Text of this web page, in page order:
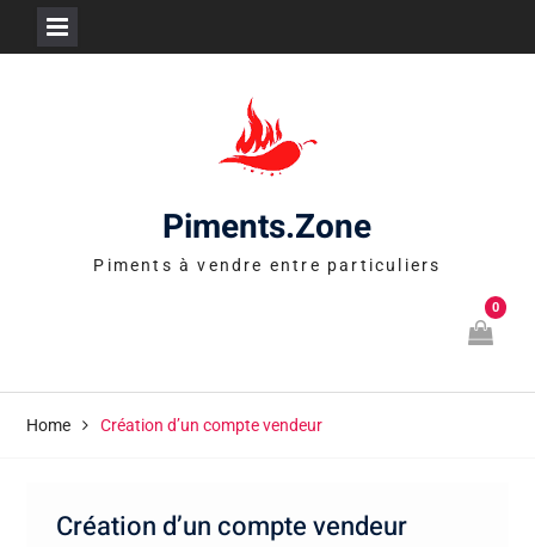
Piments.Zone
Piments à vendre entre particuliers
0
Home Création d’un compte vendeur
Création d’un compte vendeur